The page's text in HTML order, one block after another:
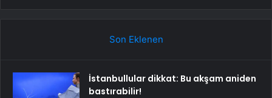
Son Eklenen
İstanbullular dikkat: Bu akşam aniden
bastırabilir!